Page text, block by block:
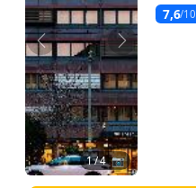
Zurück Weiter
1/ 4 📷
7,6/10